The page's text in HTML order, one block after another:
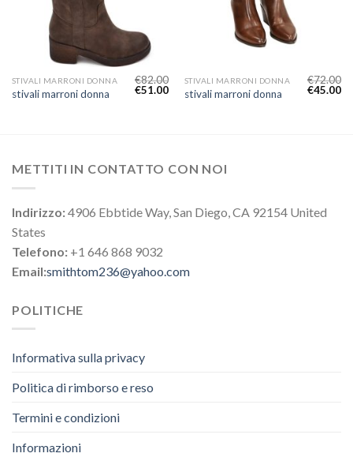
STIVALI MARRONI DONNA
stivali marroni donna
€82.00
€51.00
STIVALI MARRONI DONNA
stivali marroni donna
€72.00
€45.00
METTITI IN CONTATTO CON NOI
Indirizzo:4906 Ebbtide Way, San Diego, CA 92154 United
States
Telefono: +1 646 868 9032
Email:smithtom236@yahoo.com
POLITICHE
Informativa sulla privacy
Politica di rimborso e reso
Termini e condizioni
Informazioni